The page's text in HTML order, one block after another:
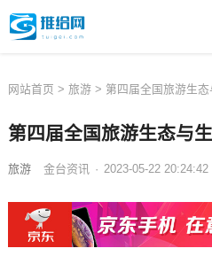
网站首页 > 旅游> 第四届全国旅游生态
第四届全国旅游生态与
旅游 金台资讯 · 2023-05-22 20:24:42